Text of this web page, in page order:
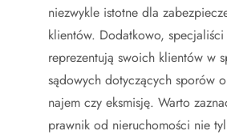
niezwykle istotne dla
klientów. Dodatkowo,
reprezentują swoich klientów w
sądowych dotyczących sporów o
najem czy eksmisję. Warto
prawnik od nieruchomości nie